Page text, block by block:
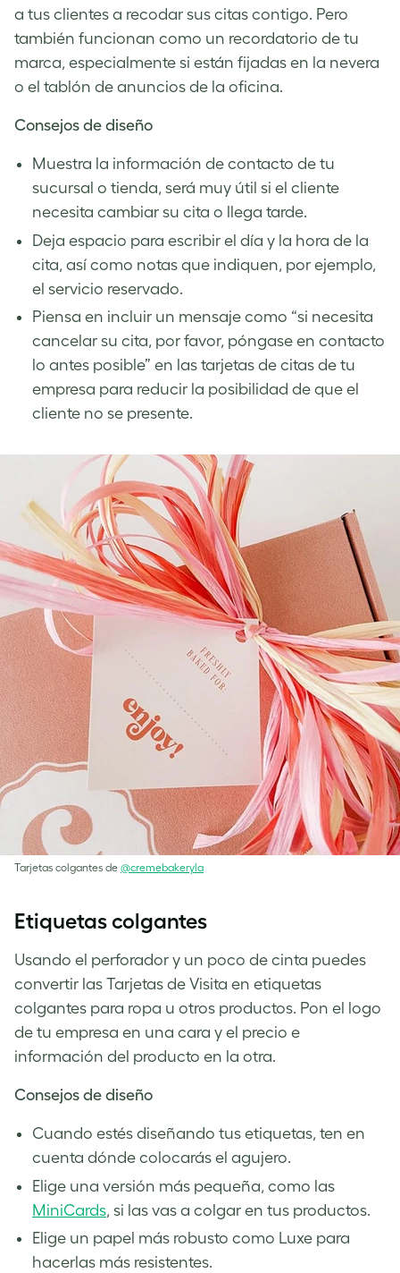
a tus clientes a recodar sus citas contigo. Pero
también funcionan como un recordatorio de tu
marca, especialmente si están fijadas en la nevera
o el tablón de anuncios de la oficina.
Consejos de diseño
Muestra la información de contacto de tu
sucursal o tienda, será muy útil si el cliente
necesita cambiar su cita o llega tarde.
Deja espacio para escribir el día y la hora de la
cita, así como notas que indiquen, por ejemplo,
el servicio reservado.
Piensa en incluir un mensaje como “si necesita
cancelar su cita, por favor, póngase en contacto
lo antes posible” en las tarjetas de citas de tu
empresa para reducir la posibilidad de que el
cliente no se presente.
Tarjetas colgantes de @cremebakeryla
Etiquetas colgantes
Usando el perforador y un poco de cinta puedes
convertir las Tarjetas de Visita en etiquetas
colgantes para ropa u otros productos. Pon el logo
de tu empresa en una cara y el precio e
información del producto en la otra.
Consejos de diseño
Cuando estés diseñando tus etiquetas, ten en
cuenta dónde colocarás el agujero.
Elige una versión más pequeña, como las
MiniCards, si las vas a colgar en tus productos.
Elige un papel más robusto como Luxe para
hacerlas más resistentes.